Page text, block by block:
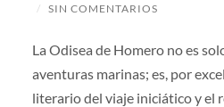
/ SIN COMENTARIOS
La Odisea de Homero no es
aventuras marinas; es, por
literario del viaje iniciático y el